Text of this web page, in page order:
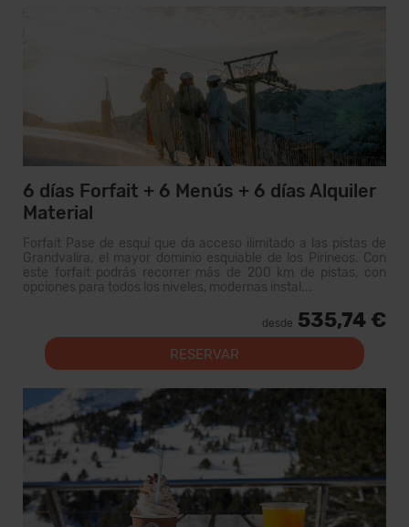
6 días Forfait + 6 Menús + 6 días Alquiler
Material
Forfait Pase de esquí que da acceso ilimitado a las pistas de
Grandvalira, el mayor dominio esquiable de los Pirineos. Con
este forfait podrás recorrer más de 200 km de pistas, con
opciones para todos los niveles, modernas instal...
desde 535,74 €
RESERVAR